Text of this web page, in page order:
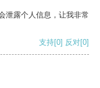
泄露个人信息，让我非常
支持[0] 反对[0]